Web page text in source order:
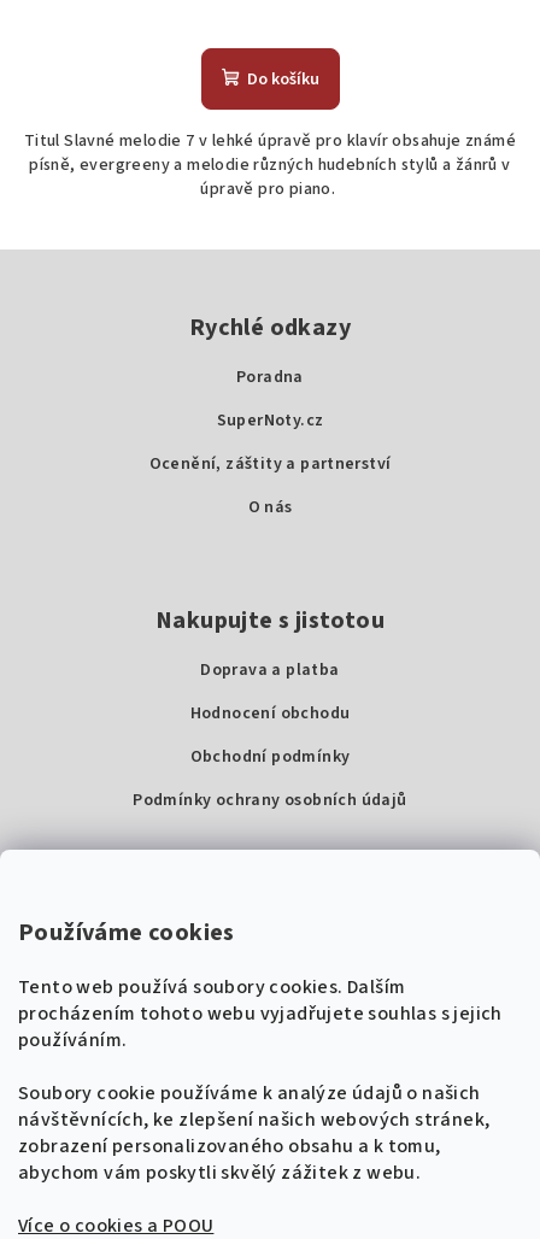
Používáme cookies
Tento web používá soubory cookies. Dalším
procházením tohoto webu vyjadřujete souhlas s jejich
používáním.
Soubory cookie používáme k analýze údajů o našich
návštěvnících, ke zlepšení našich webových stránek,
zobrazení personalizovaného obsahu a k tomu,
abychom vám poskytli skvělý zážitek z webu.
Více o cookies a POOU
hodnocení
produktu
z
5
hvězdiček.
Do košíku
Titul Slavné melodie 7 v lehké úpravě pro klavír obsahuje známé
písně, evergreeny a melodie různých hudebních stylů a žánrů v
úpravě pro piano.
Rychlé odkazy
Poradna
SuperNoty.cz
Ocenění, záštity a partnerství
O nás
Nakupujte s jistotou
Doprava a platba
Hodnocení obchodu
Obchodní podmínky
Podmínky ochrany osobních údajů
Super Noty, s.r.o.
IČ: 04568672
+420 604 485 792
info@supernoty.cz
V pracovních dnech od 8:00 do 17:00
🎸 Naladíme tě na nové zpěvníky!
Získej tipy, novinky a 10 % slevuna první
objednávku.